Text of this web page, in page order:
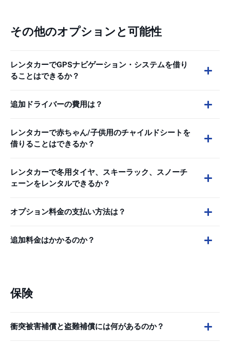
その他のオプションと可能性
レンタカーでGPSナビゲーション・システムを借り
ることはできるか？
追加ドライバーの費用は？
レンタカーで赤ちゃん/子供用のチャイルドシートを
借りることはできるか？
レンタカーで冬用タイヤ、スキーラック、スノーチ
ェーンをレンタルできるか？
オプション料金の支払い方法は？
追加料金はかかるのか？
保険
衝突被害補償と盗難補償には何があるのか？